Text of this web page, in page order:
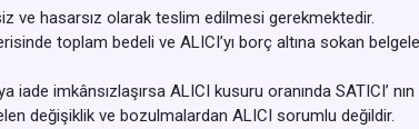
ve hasarsız olarak teslim edilmesi gerekmektedir.
toplam bedeli ve ALICI’yı borç altına sokan
imkânsızlaşırsa ALICI kusuru oranında SATICI’
değişiklik ve bozulmalardan ALICI sorumlu değildir.